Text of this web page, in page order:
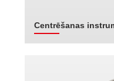
Centrēšanas